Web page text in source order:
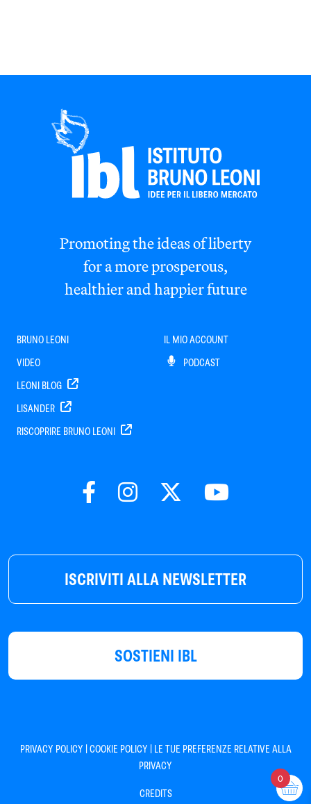
ISCRIVITI ALLA NEWSLETTER
SOSTIENI IBL
Promoting the ideas of liberty
for a more prosperous,
healthier and happier future
BRUNO LEONI
VIDEO
LEONI BLOG
LISANDER
RISCOPRIRE BRUNO LEONI
IL MIO ACCOUNT
PODCAST
PRIVACY POLICY |COOKIE POLICY | LE TUE PREFERENZE RELATIVE ALLA
PRIVACY
CREDITS
0